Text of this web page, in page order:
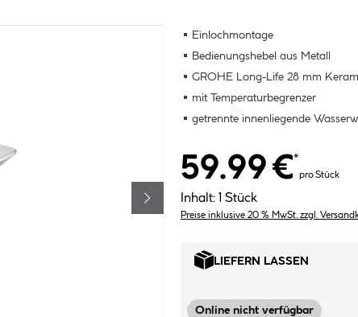
Einlochmontage
Bedienungshebel aus Metall
GROHE Long-Life 28 mm
mit Temperaturbegrenzer
getrennte innenliegende
59.99 €*
pro Stück
Inhalt: 1 Stück
Preise inklusive 20 % MwSt. zzgl.
LIEFERN LASSEN
Online nicht verfügbar